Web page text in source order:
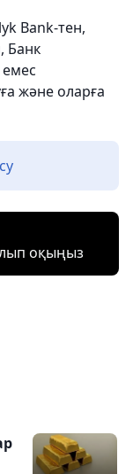
Bank-тен,
Банк
және оларға
оқыңыз